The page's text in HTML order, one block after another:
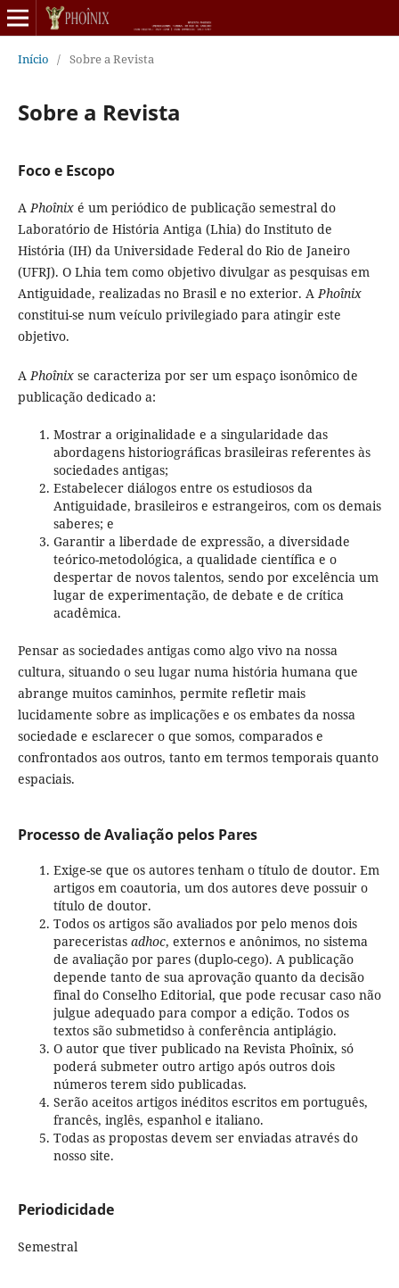
Início / Sobre a Revista
Sobre a Revista
Foco e Escopo
APhoînixé um periódico de publicação semestral do
Laboratório de História Antiga (Lhia) do Instituto de
História (IH) da Universidade Federal do Rio de Janeiro
(UFRJ). O Lhia tem como objetivo divulgar as pesquisas em
Antiguidade, realizadas no Brasil e no exterior. APhoînix
constitui-se num veículo privilegiado para atingir este
objetivo.
APhoînixse caracteriza por ser um espaço isonômico de
publicação dedicado a:
Mostrar a originalidade e a singularidade das
abordagens historiográficas brasileiras referentes às
sociedades antigas;
Estabelecer diálogos entre os estudiosos da
Antiguidade, brasileiros e estrangeiros, com os demais
saberes; e
Garantir a liberdade de expressão, a diversidade
teórico-metodológica, a qualidade científica e o
despertar de novos talentos, sendo por excelência um
lugar de experimentação, de debate e de crítica
acadêmica.
Pensar as sociedades antigas como algo vivo na nossa
cultura, situando o seu lugar numa história humana que
abrange muitos caminhos, permite refletir mais
lucidamente sobre as implicações e os embates da nossa
sociedade e esclarecer o que somos, comparados e
confrontados aos outros, tanto em termos temporais quanto
espaciais.
Processo de Avaliação pelos Pares
Exige-se que os autores tenham o título de doutor. Em
artigos em coautoria, um dos autores deve possuir o
título de doutor.
Todos os artigos são avaliados por pelo menos dois
pareceristas adhoc, externos e anônimos, no sistema
de avaliação por pares (duplo-cego). A publicação
depende tanto de sua aprovação quanto da decisão
final do Conselho Editorial, que pode recusar caso não
julgue adequado para compor a edição. Todos os
textos são submetidso à conferência antiplágio.
O autor que tiver publicado na Revista Phoînix, só
poderá submeter outro artigo após outros dois
números terem sido publicadas.
Serão aceitos artigos inéditos escritos em português,
francês, inglês, espanhol e italiano.
Todas as propostas devem ser enviadas através do
nosso site.
Periodicidade
Semestral